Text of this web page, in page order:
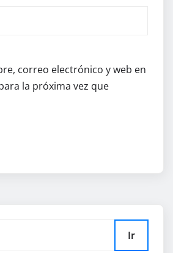
correo electrónico y web en
la próxima vez que
Ir